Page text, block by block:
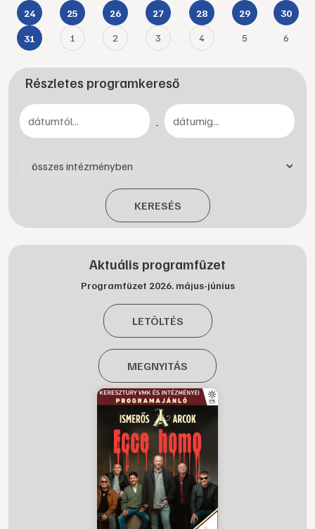
24 25 26 27 28 29 30
31 1 2 3 4 5 6
Részletes programkereső
-
KERESÉS
Aktuális programfüzet
Programfüzet 2026. május-június
LETÖLTÉS
MEGNYITÁS